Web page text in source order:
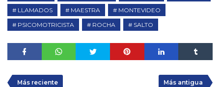
LLAMADOS
MAESTRA
MONTEVIDEO
PSICOMOTRICISTA
ROCHA SALTO
Más reciente Más antigua